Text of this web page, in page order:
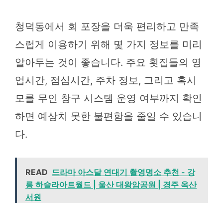
청덕동에서 회 포장을 더욱 편리하고 만족
스럽게 이용하기 위해 몇 가지 정보를 미리
알아두는 것이 좋습니다. 주요 횟집들의 영
업시간, 점심시간, 주차 정보, 그리고 혹시
모를 무인 창구 시스템 운영 여부까지 확인
하면 예상치 못한 불편함을 줄일 수 있습니
다.
READ 드라마 아스달 연대기 촬영명소 추천 - 강
릉 하슬라아트월드 | 울산 대왕암공원 | 경주 옥산
서원